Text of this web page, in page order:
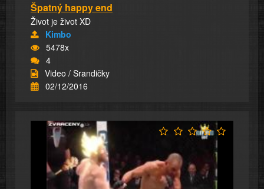
Špatný happy end
Život je život XD
Kimbo
5478x
4
Video / Srandičky
02/12/2016